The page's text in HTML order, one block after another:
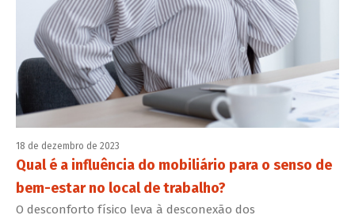
18 de dezembro de 2023
Qual é a influência do mobiliário para o senso de
bem-estar no local de trabalho?
O desconforto físico leva à desconexão dos